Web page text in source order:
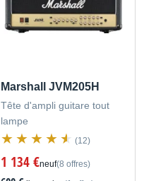
Marshall JVM205H
Tête d'ampli guitare tout
lampe
(12)
1 134 €neuf(8 offres)